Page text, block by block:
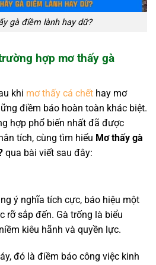
gà điềm lành hay dữ?
hợp mơ thấy gà
khi mơ thấy cá chết hay mơ
điềm báo hoàn toàn khác biệt.
hợp phổ biến nhất đã được
tích, cùng tìm hiểu Mơ thấy gà
qua bài viết sau đây:
ý nghĩa tích cực, báo hiệu một
rỡ sắp đến. Gà trống là biểu
kiêu hãnh và quyền lực.
đó là điềm báo công việc kinh